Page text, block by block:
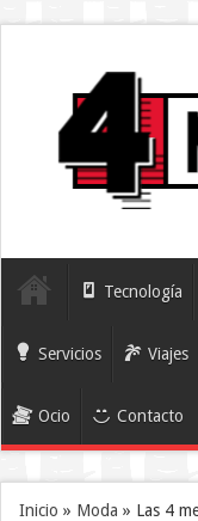
Tecnología
Servicios Viajes
Ocio Contacto
Inicio » Moda » Las 4